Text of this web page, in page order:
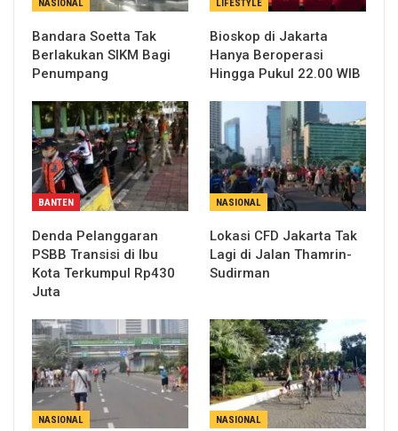
NASIONAL
Bandara Soetta Tak
Berlakukan SIKM Bagi
Penumpang
LIFESTYLE
Bioskop di Jakarta
Hanya Beroperasi
Hingga Pukul 22.00 WIB
BANTEN
Denda Pelanggaran
PSBB Transisi di Ibu
Kota Terkumpul Rp430
Juta
NASIONAL
Lokasi CFD Jakarta Tak
Lagi di Jalan Thamrin-
Sudirman
NASIONAL NASIONAL